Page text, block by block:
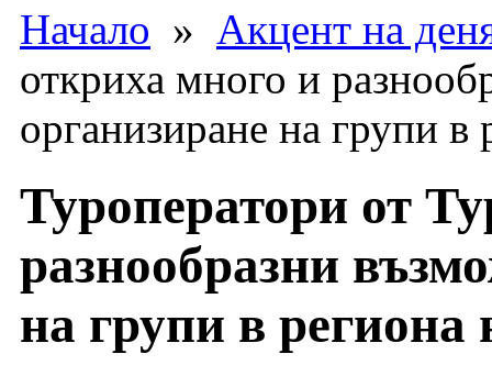
Начало » Акцент на
откриха много и
организиране на групи в
Туроператори от
разнообразни
на групи в региона